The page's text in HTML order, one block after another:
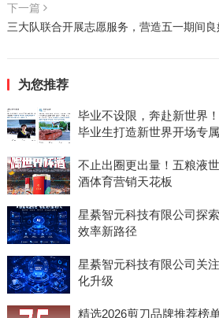
下一篇
三大队联合开展志愿服务，营造五一期间
为您推荐
毕业不设限，奔赴新世界
毕业生打造新世界开场专
不止出圈更出量！五粮液
酒体育营销天花板
星綦智元科技有限公司探
效率新路径
星綦智元科技有限公司关
化升级
精选2026剪刀品牌推荐榜